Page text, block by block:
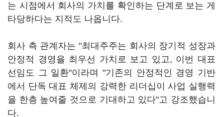
는 시점에서 회사의 가치를 확인하는 단계로 보는 게
타당하다는 지적도 나옵니다.
회사 측 관계자는 "최대주주는 회사의 장기적 성장과
안정적 경영을 최우선 가치로 보고 있고, 이번 대표
선임도 그 일환"이라며 "기존의 안정적인 경영 기반
에서 단독 대표 체제의 강력한 리더십이 사업 실행력
을 한층 높여줄 것으로 기대하고 있다"고 강조했습니
다.